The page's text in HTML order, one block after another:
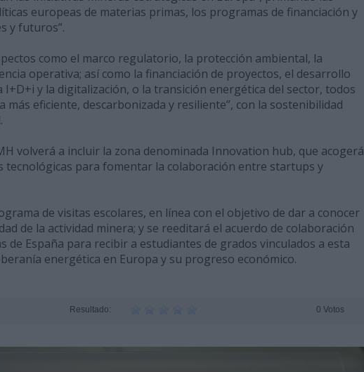
europeas de materias primas, los programas de financiación y
y futuros”.
como el marco regulatorio, la protección ambiental, la
operativa; así como la financiación de proyectos, el desarrollo
y la digitalización, o la transición energética del sector, todos
más eficiente, descarbonizada y resiliente”, con la sostenibilidad
volverá a incluir la zona denominada Innovation hub, que acogerá
tecnológicas para fomentar la colaboración entre startups y
de visitas escolares, en línea con el objetivo de dar a conocer
de la actividad minera; y se reeditará el acuerdo de colaboración
de España para recibir a estudiantes de grados vinculados a esta
energética en Europa y su progreso económico.
Resultado: 0 Votos